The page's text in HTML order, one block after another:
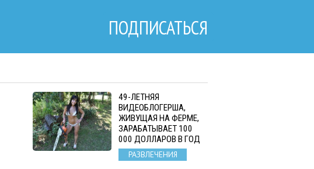
ПОДПИСАТЬСЯ
49-ЛЕТНЯЯ
ВИДЕОБЛОГЕРША,
ЖИВУЩАЯ НА ФЕРМЕ,
ЗАРАБАТЫВАЕТ 100
000 ДОЛЛАРОВ В ГОД
РАЗВЛЕЧЕНИЯ